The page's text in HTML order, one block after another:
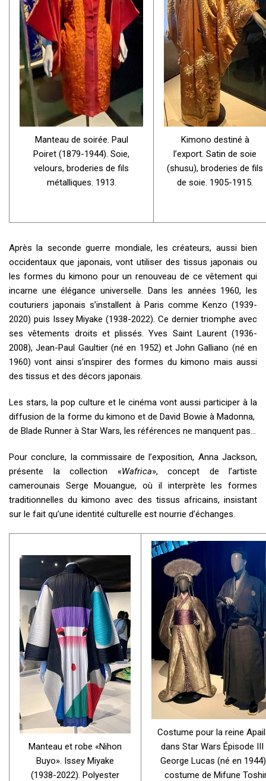
Manteau de soirée. Paul
Poiret (1879-1944). Soie,
velours, broderies de fils
métalliques. 1913.
Kimono destiné à
l’export. Satin de soie
(shusu), broderies de fils
de soie. 1905-1915.
Après la seconde guerre mondiale, les créateurs, aussi bien
occidentaux que japonais, vont utiliser des tissus japonais ou
les formes du kimono pour un renouveau de ce vêtement qui
incarne une élégance universelle. Dans les années 1960, les
couturiers japonais s’installent à Paris comme Kenzo (1939-
2020) puis Issey Miyake (1938-2022). Ce dernier triomphe avec
ses vêtements droits et plissés. Yves Saint Laurent (1936-
2008), Jean-Paul Gaultier (né en 1952) et John Galliano (né en
1960) vont ainsi s’inspirer des formes du kimono mais aussi
des tissus et des décors japonais.
Les stars, la pop culture et le cinéma vont aussi participer à la
diffusion de la forme du kimono et de David Bowie à Madonna,
de Blade Runner à Star Wars, les références ne manquent pas…
Pour conclure, la commissaire de l’exposition, Anna Jackson,
présente la collection «Wafrica», concept de l’artiste
camerounais Serge Mouangue, où il interprète les formes
traditionnelles du kimono avec des tissus africains, insistant
sur le fait qu’une identité culturelle est nourrie d’échanges.
Manteau et robe «Nihon
Buyo». Issey Miyake
(1938-2022). Polyester
Costume pour la reine
dans Star Wars Épisode III
George Lucas (né en
costume de Mifune